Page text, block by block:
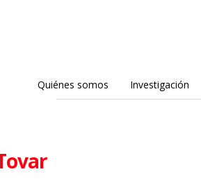
Quiénes somos Investigación